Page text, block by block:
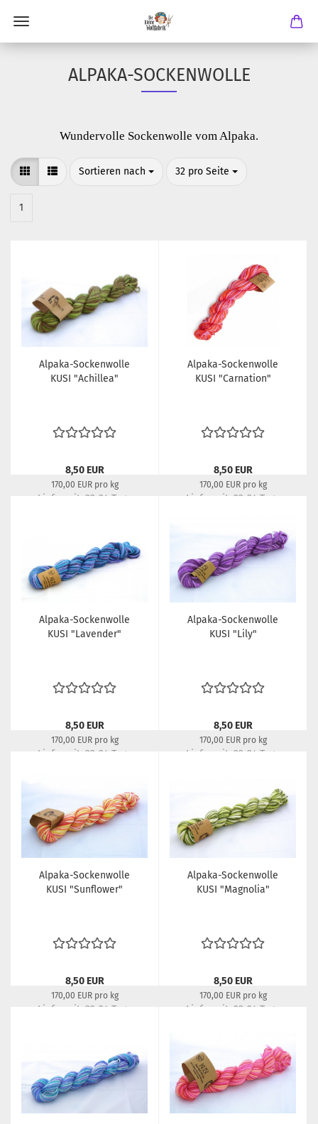
ALPAKA-SOCKENWOLLE
Wundervolle Sockenwolle vom Alpaka.
Sortieren nach
Sortieren nach 32 pro Seite
pro Seite
1
Alpaka-Sockenwolle
KUSI "Achillea"
8,50 EUR
170,00 EUR pro kg
Lieferzeit: 22-24 Tage
Alpaka-Sockenwolle
KUSI "Carnation"
8,50 EUR
170,00 EUR pro kg
Lieferzeit: 22-24 Tage
Alpaka-Sockenwolle
KUSI "Lavender"
8,50 EUR
170,00 EUR pro kg
Lieferzeit: 22-24 Tage
Alpaka-Sockenwolle
KUSI "Lily"
8,50 EUR
170,00 EUR pro kg
Lieferzeit: 22-24 Tage
Alpaka-Sockenwolle
KUSI "Sunflower"
8,50 EUR
170,00 EUR pro kg
Lieferzeit: 22-24 Tage
Alpaka-Sockenwolle
KUSI "Magnolia"
8,50 EUR
170,00 EUR pro kg
Lieferzeit: 22-24 Tage